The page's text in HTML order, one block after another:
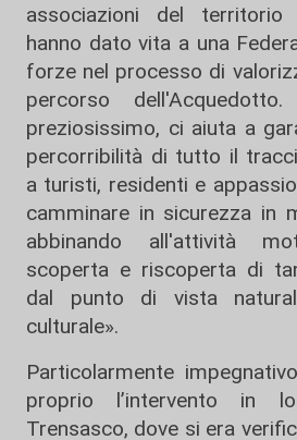
associazioni del
hanno dato vita a una
forze nel processo di
percorso
preziosissimo, ci aiuta a
percorribilità di tutto il
a turisti, residenti e
camminare in sicurezza in
abbinando all'attività
scoperta e riscoperta di
dal punto di vista
culturale».
Particolarmente
proprio l’intervento in
Trensasco, dove si era